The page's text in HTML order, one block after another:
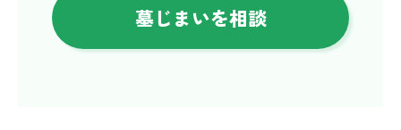
墓じまいを相談